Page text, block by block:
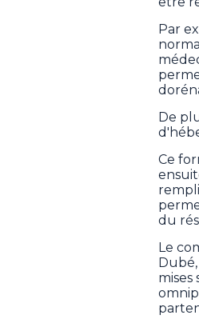
Par
De
Ce
du
Le